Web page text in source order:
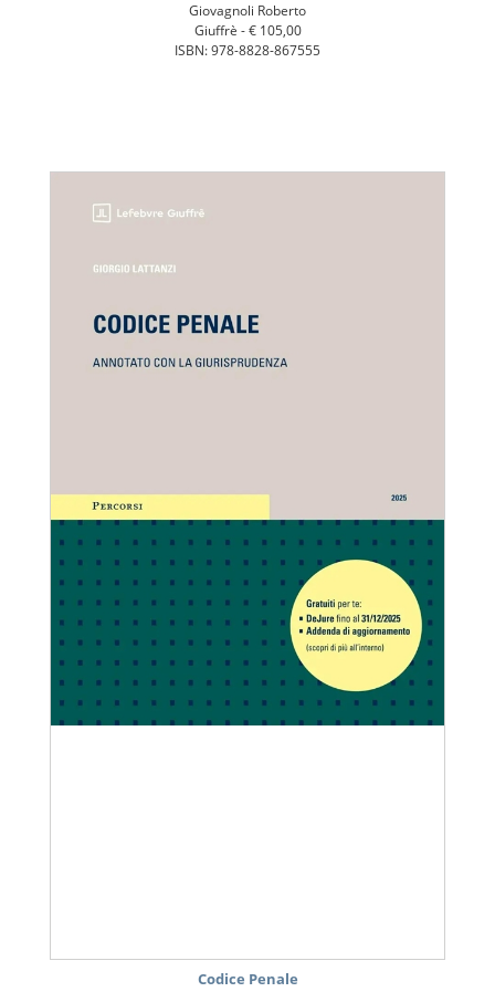
Giovagnoli Roberto
Giuffrè -€ 105,00
ISBN: 978-8828-867555
Codice Penale